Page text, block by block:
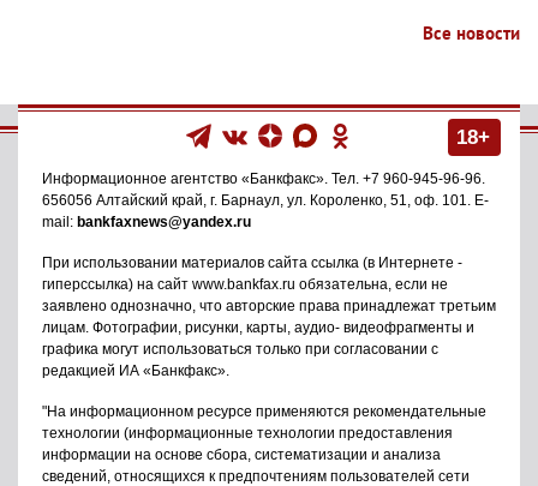
Все новости
18+
Информационное агентство «Банкфакс» . Тел. +7 960-945-96-96
656056 Алтайский край, г. Барнаул ул. Короленко, 51, оф. 101
. E-
mail: bankfaxnews@yandex.ru
При использовании материалов сайта ссылка (в Интернете -
гиперссылка) на сайт www.bankfax.ru обязательна, если не
заявлено однозначно, что авторские права принадлежат третьим
лицам. Фотографии, рисунки, карты, аудио- видеофрагменты и
графика могут использоваться только при согласовании с
редакцией ИА «Банкфакс».
"На информационном ресурсе применяются рекомендательные
технологии (информационные технологии предоставления
информации на основе сбора, систематизации и анализа
сведений, относящихся к предпочтениям пользователей сети